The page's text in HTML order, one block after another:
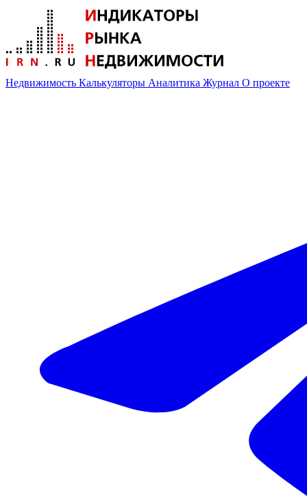
Недвижимость Калькуляторы Аналитика Журнал О проекте